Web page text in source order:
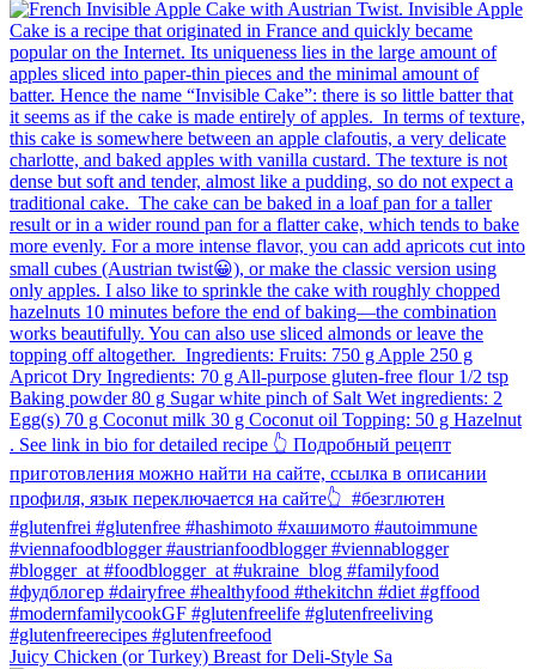
Juicy Chicken (or Turkey) Breast for Deli-Style Sa